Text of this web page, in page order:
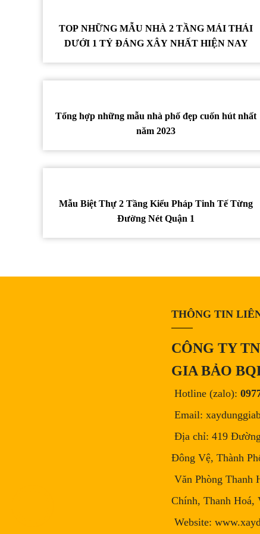
TOP NHỮNG MẪU NHÀ 2 TẦNG MÁI THÁI
DƯỚI 1 TỶ ĐÁNG XÂY NHẤT HIỆN NAY
Tổng hợp những mẫu nhà phố đẹp cuốn hút nhất
năm 2023
Mẫu Biệt Thự 2 Tầng Kiểu Pháp Tinh Tế Từng
Đường Nét Quận 1
THÔNG TIN
CÔNG TY
GIA BẢO
Hotline (zalo):
Email:
Địa chỉ: 419
Đông Vệ, Thành
Văn Phòng Thanh
Chính, Thanh Hoá,
Website: